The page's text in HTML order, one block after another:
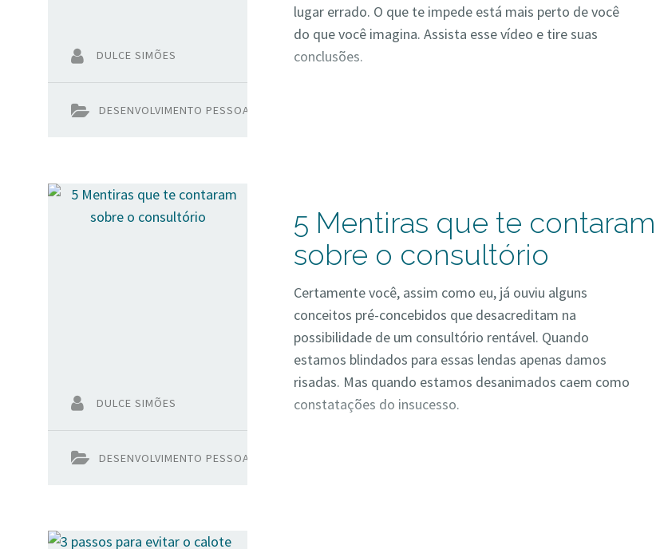
DESENVOLVIMENTO PESSOAL
DULCE SIMÕES
lugar errado. O que te impede está mais perto de você
do que você imagina. Assista esse vídeo e tire suas
conclusões.
DESENVOLVIMENTO PESSOAL
DULCE SIMÕES
5 Mentiras que te contaram
sobre o consultório
Certamente você, assim como eu, já ouviu alguns
conceitos pré-concebidos que desacreditam na
possibilidade de um consultório rentável. Quando
estamos blindados para essas lendas apenas damos
risadas. Mas quando estamos desanimados caem como
constatações do insucesso.